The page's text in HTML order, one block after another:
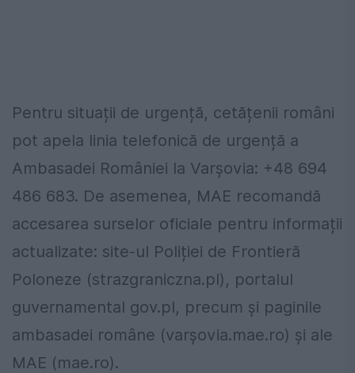
Pentru situații de urgență, cetățenii români
pot apela linia telefonică de urgență a
Ambasadei României la Varșovia: +48 694
486 683. De asemenea, MAE recomandă
accesarea surselor oficiale pentru informații
actualizate: site-ul Poliției de Frontieră
Poloneze (strazgraniczna.pl), portalul
guvernamental gov.pl, precum și paginile
ambasadei române (varşovia.mae.ro) și ale
MAE (mae.ro).